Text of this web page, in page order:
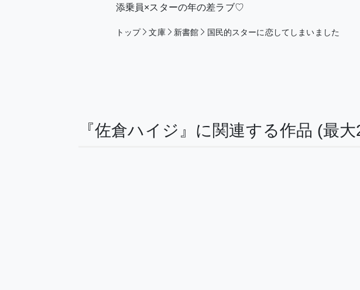
添乗員×スターの年の差ラブ♡
トップ 文庫 新書館 国民的スターに恋してしまいました
『佐倉ハイジ』に関連する作品 (最大